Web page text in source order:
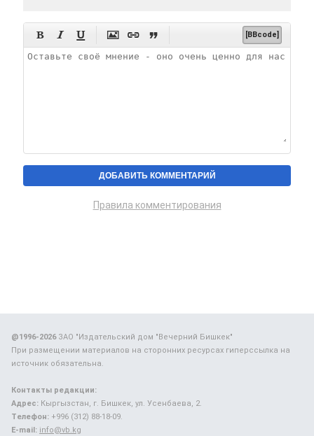
      [BBcode]
Правила комментирования
@1996-2026ЗАО "Издательский дом "Вечерний Бишкек"
При размещении материалов на сторонних ресурсах гиперссылка на
источник обязательна.
Контакты редакции:
Адрес: Кыргызстан, г. Бишкек, ул. Усенбаева, 2.
Телефон: +996 (312) 88-18-09.
E-mail: info@vb.kg